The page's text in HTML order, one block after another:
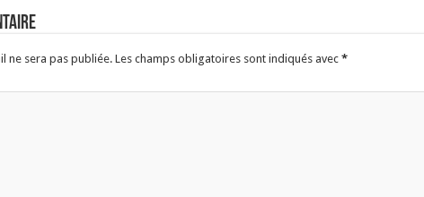
ne sera pas publiée. Les champs obligatoires sont indiqués avec *